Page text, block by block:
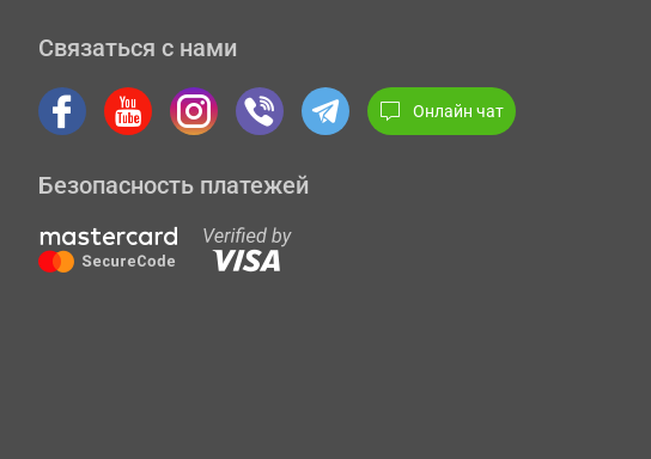
Связаться с нами
Онлайн чат
Безопасность платежей